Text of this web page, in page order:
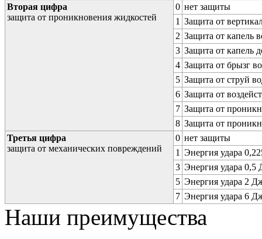
Вторая цифра
защита от проникновения жидкостей
0 нет защиты
1 Защита от
2 Защита от капель
3 Защита от капель
4 Защита от брызг
5 Защита от струй
6 Защита от
7 Защита от
8 Защита от
Третья цифра
защита от механических повреждений
0 нет защиты
1 Энергия удара
3 Энергия удара 0,5
5 Энергия удара 2
7 Энергия удара 6
Наши преимущества